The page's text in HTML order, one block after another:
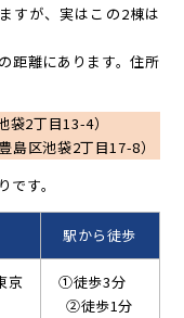
すが、実はこの2棟は
距離にあります。住所
2丁目13-4）
島区池袋2丁目17-8）
す。
駅から徒歩
京
①徒歩3分
②徒歩1分